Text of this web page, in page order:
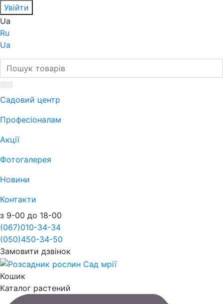
Увійти
Ua
Ru
Ua
Садовий центр
Професіоналам
Акції
Фотогалерея
Новини
Контакти
з 9-00 до 18-00
(067)010-34-34
(050)450-34-50
Замовити дзвінок
Кошик
Каталог растений